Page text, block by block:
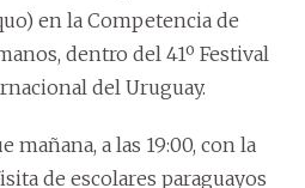
en la Competencia de
dentro del 41º Festival
del Uruguay.
mañana, a las 19:00, con la
de escolares paraguayos